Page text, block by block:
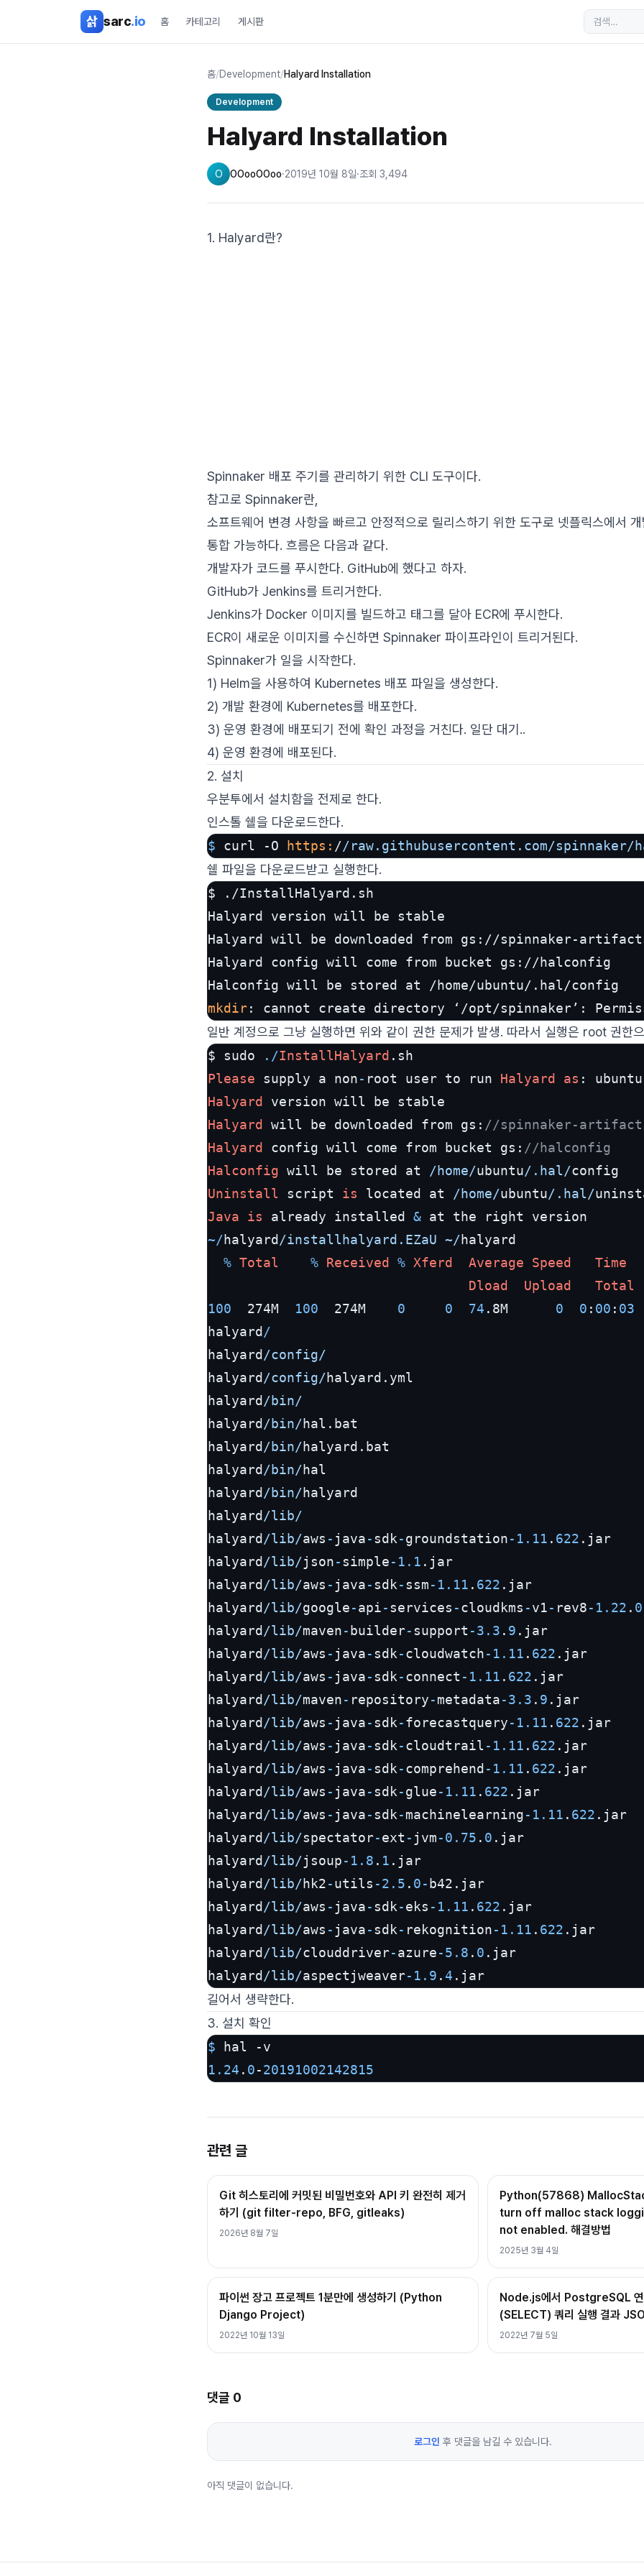
삵 sarc.io 홈 카테고리 게시판
홈/Development/Halyard Installation
Development
Halyard Installation
O OOooOOoo·2019년 10월 8일·조회 3,494
1. Halyard란?
Spinnaker 배포 주기를 관리하기 위한 CLI 도구이다.
참고로 Spinnaker란,
소프트웨어 변경 사항을 빠르고 안정적으로 릴리스하기 위한 도구로 넷플릭스에서
통합 가능하다. 흐름은 다음과 같다.
개발자가 코드를 푸시한다. GitHub에 했다고 하자.
GitHub가 Jenkins를 트리거한다.
Jenkins가 Docker 이미지를 빌드하고 태그를 달아 ECR에 푸시한다.
ECR이 새로운 이미지를 수신하면 Spinnaker 파이프라인이 트리거된다.
Spinnaker가 일을 시작한다.
1) Helm을 사용하여 Kubernetes 배포 파일을 생성한다.
2) 개발 환경에 Kubernetes를 배포한다.
3) 운영 환경에 배포되기 전에 확인 과정을 거친다. 일단 대기..
4) 운영 환경에 배포된다.
2. 설치
우분투에서 설치함을 전제로 한다.
인스톨 쉘을 다운로드한다.
$ curl -O https: //raw.githubusercontent.com/spinnaker/
쉘 파일을 다운로드받고 실행한다.
$ ./InstallHalyard.sh
Halyard version will be stable
Halyard will be downloaded from gs://spinnaker-
Halyard config will come from bucket gs://halconfig
mkdir: cannot create directory ‘/opt/spinnaker’:
일반 계정으로 그냥 실행하면 위와 같이 권한 문제가 발생. 따라서 실행은 root 권한
$ sudo
./InstallHalyard
Please supply a non- root user to run Halyard as
Halyard
Halyard
will be downloaded from gs: //spinnaker-
Halyard
config will come from bucket gs: //halconfig
Halconfig will be stored at /home/ubuntu/.hal/
Uninstall script is located at /home/ubuntu/.hal/
Java
is already installed &
~/halyard /installhalyard.EZaU ~/halyard
% Total % Received % Xferd Average Speed Time
Dload
Upload Total
100
  274M
100
  274M
0 0 74 .8M 0 0 : 00 : 03
halyard /
halyard /config/
halyard /config/halyard.yml
halyard /bin/
halyard /bin/hal.bat
halyard /bin/halyard.bat
halyard /bin/hal
halyard /bin/halyard
halyard /lib/
halyard /lib/aws - java-sdk-groundstation- 1.11 . 622 .jar
halyard /lib/json-simple- 1.1 .jar
halyard /lib/aws - java-sdk-ssm- 1.11 . 622 .jar
halyard /lib/google-api-services -cloudkms -v1- rev8- 1.22 . 0
halyard /lib/maven- builder-support -3.3 . 9 .jar
halyard /lib/aws - java-sdk-cloudwatch- 1.11 . 622 .jar
halyard /lib/aws - java-sdk-connect - 1.11 . 622 .jar
halyard /lib/maven- repository-metadata-3.3 . 9 .jar
halyard /lib/aws - java-sdk-forecastquery- 1.11 . 622 .jar
halyard /lib/aws - java-sdk-cloudtrail - 1.11 . 622 .jar
halyard /lib/aws - java-sdk-comprehend - 1.11 . 622 .jar
halyard /lib/aws - java-sdk-glue- 1.11 . 622 .jar
halyard /lib/aws - java-sdk-machinelearning- 1.11 . 622 .jar
halyard /lib/spectator-ext - jvm-0.75 . 0 .jar
halyard /lib/jsoup- 1.8 . 1 .jar
halyard /lib/hk2-utils -2.5 . 0- b42.jar
halyard /lib/aws - java-sdk-eks - 1.11 . 622 .jar
halyard /lib/aws - java-sdk- rekognition- 1.11 . 622 .jar
halyard /lib/clouddriver-azure-5.8 . 0 .jar
halyard /lib/aspectjweaver- 1.9 .4 .jar
길어서 생략한다.
3. 설치 확인
$
1.24 . 0-20191002142815
관련 글
Git 히스토리에 커밋된 비밀번호와 API 키 완전히 제거
하기 (git filter-repo, BFG, gitleaks)
2026년 8월 7일
Python(57868)
turn off malloc stack
not enabled. 해결방법
2025년 3월 4일
파이썬 장고 프로젝트 1분만에 생성하기 (Python
Django Project)
2022년 10월 13일
Node.js에서 PostgreSQL 연
(SELECT) 쿼리 실행 결과
2022년 7월 5일
댓글 0
로그인 후 댓글을 남길 수 있습니다.
아직 댓글이 없습니다.